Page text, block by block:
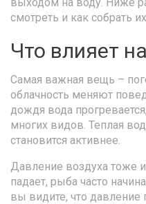
смотреть и как собрать
Что влияет
Самая важная вещь –
облачность меняют
дождя вода
многих видов. Теплая
становится активнее.
Давление воздуха тоже
падает, рыба часто
вы видите, что давление